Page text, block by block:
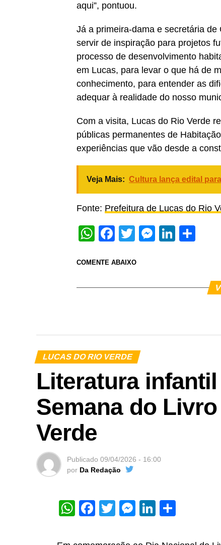
aqui”, pontuou.
Já a primeira-dama e secretária
servir de inspiração para projetos
processo de desenvolvimento
em Lucas, para levar o que há de
conhecimento, para entender as
adequar à realidade do nosso
Com a visita, Lucas do Rio Verde
públicas permanentes de
experiências que vão desde a
Veja Mais: Cultura lança edital
Fonte: Prefeitura de Lucas do Rio
WhatsApp
Facebook
Twitter
COMENTE ABAIXO
LUCAS DO RIO VERDE
Literatura
Semana do
Verde
Publicado 09/04/2026 - 16:00
por Da Redação
WhatsApp
Facebook
TwitterMessenger
LinkedIn